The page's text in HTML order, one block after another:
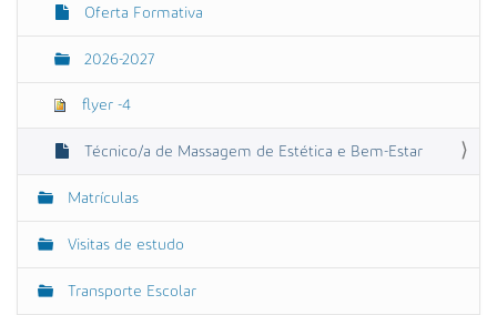
Oferta Formativa
2026-2027
flyer -4
Técnico/a de Massagem de Estética e Bem-Estar
Matrículas
Visitas de estudo
Transporte Escolar